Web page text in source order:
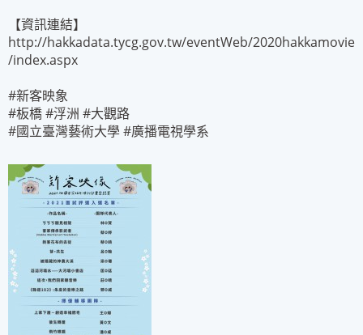
【資訊連結】
http://hakkadata.tycg.gov.tw/eventWeb/2020hakkamovie
/index.aspx
#新客映象
#板橋 #浮洲 #大觀路
#國立臺灣藝術大學 #廣播電視學系